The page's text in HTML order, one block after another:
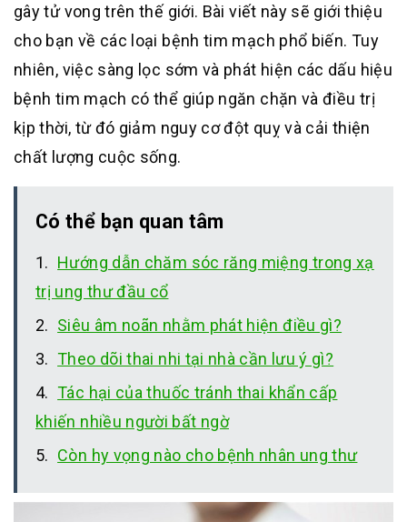
gây tử vong trên thế giới. Bài viết này sẽ giới thiệu
cho bạn về các loại bệnh tim mạch phổ biến. Tuy
nhiên, việc sàng lọc sớm và phát hiện các dấu hiệu
bệnh tim mạch có thể giúp ngăn chặn và điều trị
kịp thời, từ đó giảm nguy cơ đột quỵ và cải thiện
chất lượng cuộc sống.
Có thể bạn quan tâm
Hướng dẫn chăm sóc răng miệng trong xạ
trị ung thư đầu cổ
Siêu âm noãn nhằm phát hiện điều gì?
Theo dõi thai nhi tại nhà cần lưu ý gì?
Tác hại của thuốc tránh thai khẩn cấp
khiến nhiều người bất ngờ
Còn hy vọng nào cho bệnh nhân ung thư